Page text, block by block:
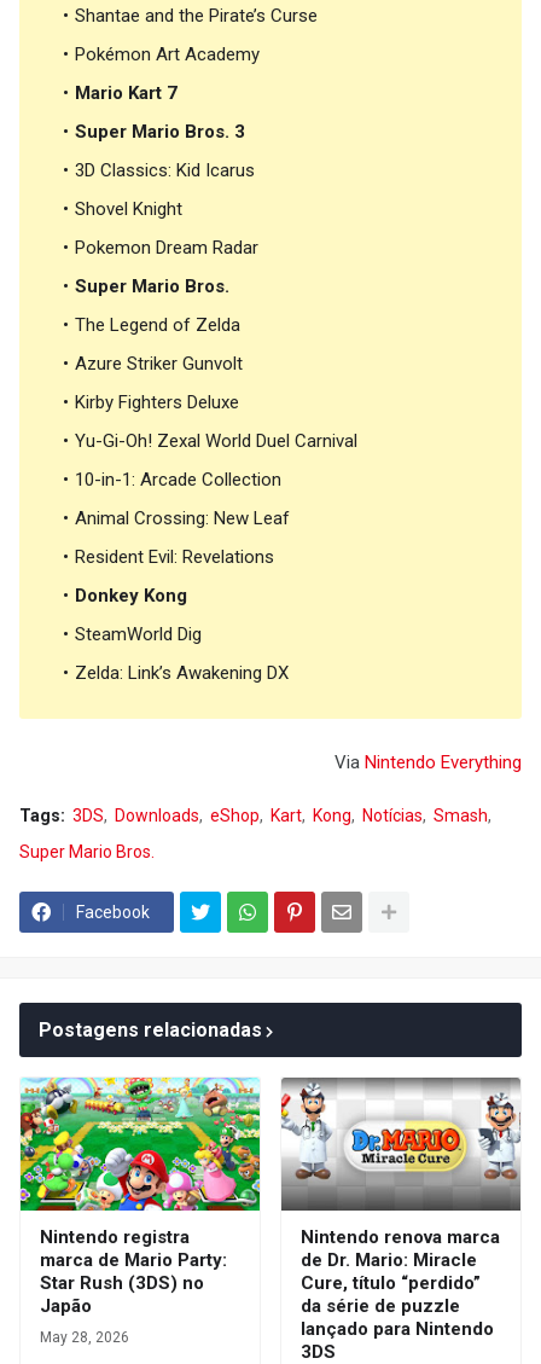
Shantae and the Pirate’s Curse
Pokémon Art Academy
Mario Kart 7
Super Mario Bros. 3
3D Classics: Kid Icarus
Shovel Knight
Pokemon Dream Radar
Super Mario Bros.
The Legend of Zelda
Azure Striker Gunvolt
Kirby Fighters Deluxe
Yu-Gi-Oh! Zexal World Duel Carnival
10-in-1: Arcade Collection
Animal Crossing: New Leaf
Resident Evil: Revelations
Donkey Kong
SteamWorld Dig
Zelda: Link’s Awakening DX
Via Nintendo Everything
Tags: 3DS Downloads eShop Kart Kong Notícias
Smash
Super Mario Bros.
Facebook
Postagens relacionadas
Nintendo registra
marca de Mario Party:
Star Rush (3DS) no
Japão
May 28, 2026
Nintendo renova marca
de Dr. Mario: Miracle
Cure, título “perdido”
da série de puzzle
lançado para Nintendo
3DS